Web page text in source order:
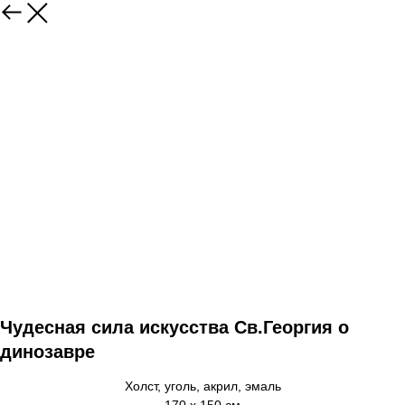
Чудесная сила искусства Св.Георгия о
динозавре
Холст, уголь, акрил, эмаль